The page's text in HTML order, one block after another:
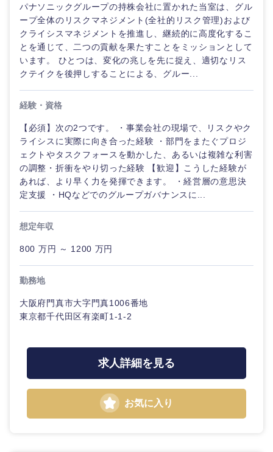
ビス・制
作、ゲー
ム
技術職
（モノづ
職
メディカ
ル
不動産専
門職
工管理
事務職
その他
不動産専門職
建設・施工管理
事務職
その他
コンサル・シンクタンク
広告・宣伝・印刷
マスメディア
エンターテイメント
法律・特許事務所・監査法人
サービス
関東地方
群馬県
千葉県 東京都
神奈川県
パナソニックグループの持株会社に置かれた当室は、グル
ープ全体のリスクマネジメント(全社的リスク管理)および
クライシスマネジメントを推進し、継続的に高度化するこ
とを通じて、二つの貢献を果たすことをミッションとして
います。 ひとつは、変化の兆しを先に捉え、適切なリス
クテイクを後押しすることによる、グルー...
経験・資格
【必須】次の2つです。 ・事業会社の現場で、リスクやク
ライシスに実際に向き合った経験 ・部門をまたぐプロジ
ェクトやタスクフォースを動かした、あるいは複雑な利害
の調整・折衝をやり切った経験 【歓迎】こうした経験が
あれば、より早く力を発揮できます。 ・経営層の意思決
定支援 ・HQなどでのグループガバナンスに...
想定年収
800 万円 ～ 1200 万円
勤務地
大阪府門真市大字門真1006番地
東京都千代田区有楽町1-1-2
求人詳細を見る
お気に入り